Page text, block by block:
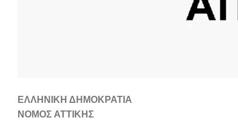
ΕΛΛΗΝΙΚΗ ΔΗΜΟΚΡΑΤΙΑ
ΝΟΜΟΣ ΑΤΤΙΚΗΣ